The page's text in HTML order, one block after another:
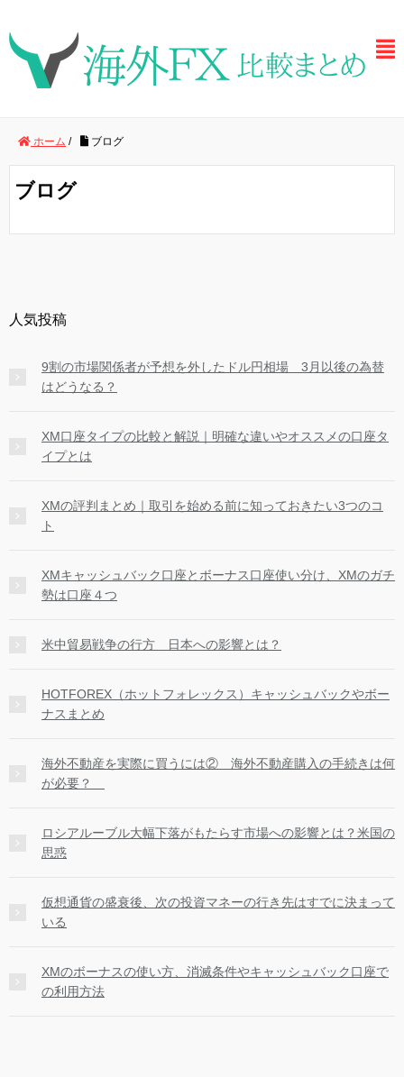
ホーム / ブログ
ブログ
人気投稿
9割の市場関係者が予想を外したドル円相場 3月以後の為替
はどうなる？
XM口座タイプの比較と解説｜明確な違いやオススメの口座タ
イプとは
XMの評判まとめ｜取引を始める前に知っておきたい3つのコ
ト
XMキャッシュバック口座とボーナス口座使い分け、XMのガチ
勢は口座４つ
米中貿易戦争の行方 日本への影響とは？
HOTFOREX（ホットフォレックス）キャッシュバックやボー
ナスまとめ
海外不動産を実際に買うには② 海外不動産購入の手続きは何
が必要？
ロシアルーブル大幅下落がもたらす市場への影響とは？米国の
思惑
仮想通貨の盛衰後、次の投資マネーの行き先はすでに決まって
いる
XMのボーナスの使い方、消滅条件やキャッシュバック口座で
の利用方法